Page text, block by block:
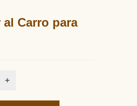
al Carro para